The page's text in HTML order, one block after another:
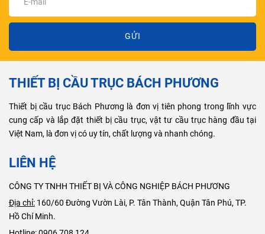
GỬI
THIẾT BỊ CẦU TRỤC BÁCH PHƯƠNG
Thiết bị cầu trục Bách Phương là đơn vị tiên phong trong lĩnh vực
cung cấp và lắp đặt thiết bị cầu trục, vật tư cầu trục hàng đầu tại
Việt Nam, là đơn vị có uy tín, chất lượng và nhanh chóng.
LIÊN HỆ
CÔNG TY TNHH THIẾT BỊ VÀ CÔNG NGHIỆP BÁCH PHƯƠNG
Địa chỉ: 160/60 Đường Vườn Lài, P. Tân Thành, Quận Tân Phú, TP.
Hồ Chí Minh.